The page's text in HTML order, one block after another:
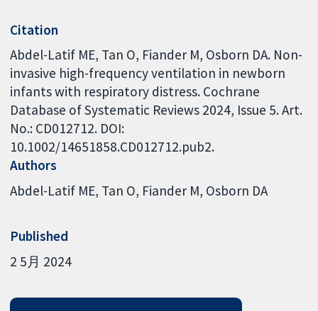
Citation
Abdel-Latif ME, Tan O, Fiander M, Osborn DA. Non-
invasive high-frequency ventilation in newborn
infants with respiratory distress. Cochrane
Database of Systematic Reviews 2024, Issue 5. Art.
No.: CD012712. DOI:
10.1002/14651858.CD012712.pub2.
Authors
Abdel-Latif ME Tan O Fiander M Osborn DA
Published
2 5月 2024